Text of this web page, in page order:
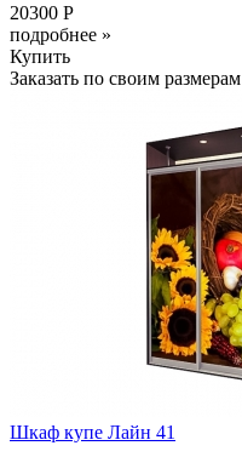
20300 Р
подробнее »
Купить
Заказать по своим размерам
Шкаф купе Лайн 41